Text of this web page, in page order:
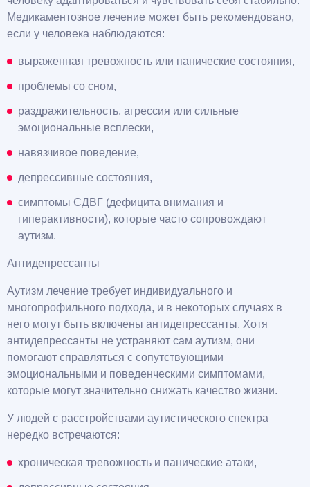
Медикаментозное лечение может быть рекомендовано,
если у человека наблюдаются:
выраженная тревожность или панические состояния,
проблемы со сном,
раздражительность, агрессия или сильные
эмоциональные всплески,
навязчивое поведение,
депрессивные состояния,
симптомы СДВГ (дефицита внимания и
гиперактивности), которые часто сопровождают
аутизм.
Антидепрессанты
Аутизм лечение требует индивидуального и
многопрофильного подхода, и в некоторых случаях в
него могут быть включены антидепрессанты. Хотя
антидепрессанты не устраняют сам аутизм, они
помогают справляться с сопутствующими
эмоциональными и поведенческими симптомами,
которые могут значительно снижать качество жизни.
У людей с расстройствами аутистического спектра
нередко встречаются:
хроническая тревожность и панические атаки,